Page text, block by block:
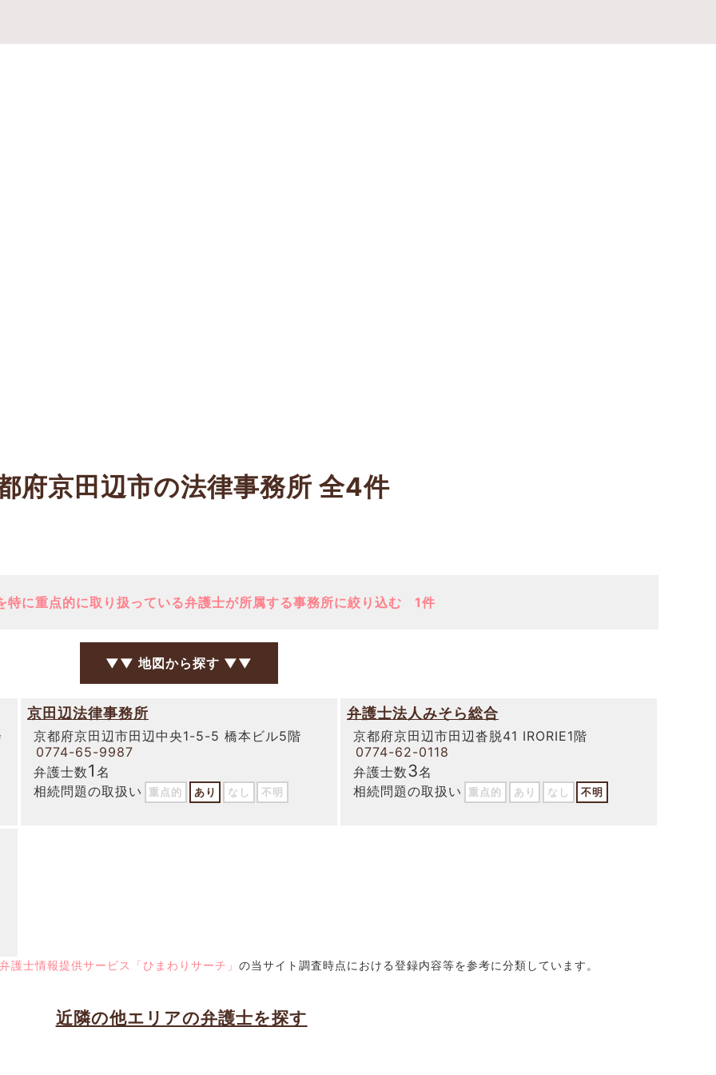
府京田辺市の法律事務所 全4件
特に重点的に取り扱っている弁護士が所属する事務所に絞り込む 1件
▼▼ 地図から探す ▼▼
京田辺法律事務所
京都府京田辺市田辺中央1-5-5 橋本ビル5階
0774-65-9987
弁護士数1 名
相続問題の取扱い
重点的 あり なし 不明
弁護士法人みそら総合
京都府京田辺市田辺沓脱41 IRORIE1階
0774-62-0118
弁護士数3名
相続問題の取扱い
重点的 あり なし 不明
護士情報提供サービス「ひまわりサーチ」 の当サイト調査時点における登録内容等を参考に分類しています。
近隣の他エリアの弁護士を探す